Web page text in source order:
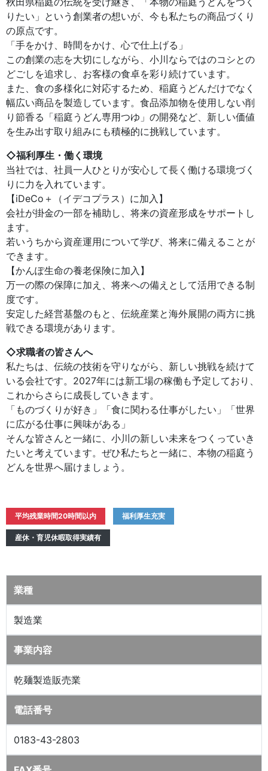
りたい」という創業者の想いが、今も私たちの商品づくり
の原点です。
「手をかけ、時間をかけ、心で仕上げる」
この創業の志を大切にしながら、小川ならではのコシとの
どごしを追求し、お客様の食卓を彩り続けています。
また、食の多様化に対応するため、稲庭うどんだけでなく
幅広い商品を製造しています。食品添加物を使用しない削
り節香る「稲庭うどん専用つゆ」の開発など、新しい価値
を生み出す取り組みにも積極的に挑戦しています。
◇福利厚生・働く環境
当社では、社員一人ひとりが安心して長く働ける環境づく
りに力を入れています。
【iDeCo＋（イデコプラス）に加入】
会社が掛金の一部を補助し、将来の資産形成をサポートし
ます。
若いうちから資産運用について学び、将来に備えることが
できます。
【かんぽ生命の養老保険に加入】
万一の際の保障に加え、将来への備えとして活用できる制
度です。
安定した経営基盤のもと、伝統産業と海外展開の両方に挑
戦できる環境があります。
◇求職者の皆さんへ
私たちは、伝統の技術を守りながら、新しい挑戦を続けて
いる会社です。2027年には新工場の稼働も予定しており、
これからさらに成長していきます。
「ものづくりが好き」「食に関わる仕事がしたい」「世界
に広がる仕事に興味がある」
そんな皆さんと一緒に、小川の新しい未来をつくっていき
たいと考えています。ぜひ私たちと一緒に、本物の稲庭う
どんを世界へ届けましょう。
平均残業時間20時間以内 福利厚生充実
産休・育児休暇取得実績有
業種
製造業
事業内容
乾麺製造販売業
電話番号
0183-43-2803